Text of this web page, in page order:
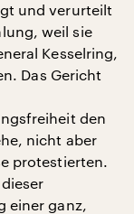
und verurteilt
weil sie
Kesselring,
Das Gericht
den
nicht aber
protestierten.
einer ganz,